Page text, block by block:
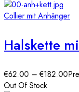
Collier mit Anhänger
€62.00 –€182.00
Out Of Stock